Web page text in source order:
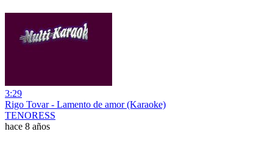
3:29
Rigo Tovar - Lamento de amor (Karaoke)
TENORESS
hace 8 años